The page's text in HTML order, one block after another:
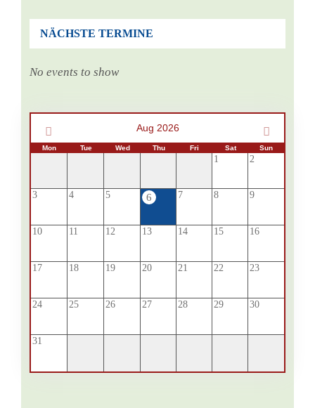
NÄCHSTE TERMINE
No events to show
Aug 2026
Mon Tue Wed Thu Fri Sat Sun
1 2
3 4 5 6 7 8 9
10 11 12 13 14 15 16
17 18 19 20 21 22 23
24 25 26 27 28 29 30
31